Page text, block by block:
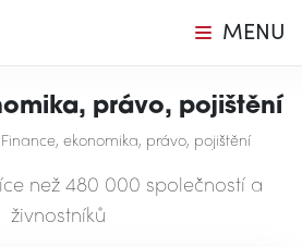
MENU
právo, pojištění
Finance, ekonomika, právo, pojištění
než 480 000 společností a
živnostníků